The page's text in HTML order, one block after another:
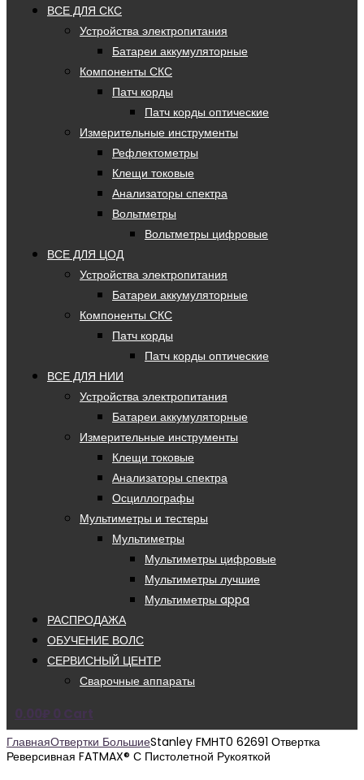
ВСЕ ДЛЯ СКС
Устройства электропитания
Батареи аккумуляторные
Компоненты СКС
Патч корды
Патч корды оптические
Измерительные инструменты
Рефлектометры
Клещи токовые
Анализаторы спектра
Вольтметры
Вольтметры цифровые
ВСЕ ДЛЯ ЦОД
Устройства электропитания
Батареи аккумуляторные
Компоненты СКС
Патч корды
Патч корды оптические
ВСЕ ДЛЯ НИИ
Устройства электропитания
Батареи аккумуляторные
Измерительные инструменты
Клещи токовые
Анализаторы спектра
Осциллографы
Мультиметры и тестеры
Мультиметры
Мультиметры цифровые
Мультиметры лучшие
Мультиметры appa
РАСПРОДАЖА
ОБУЧЕНИЕ ВОЛС
СЕРВИСНЫЙ ЦЕНТР
Сварочные аппараты
0.00₽ 0 Cart
ГлавнаяОтвертки БольшиеStanley FMHT0 62691 Отвертка
Реверсивная FATMAX® С Пистолетной Рукояткой